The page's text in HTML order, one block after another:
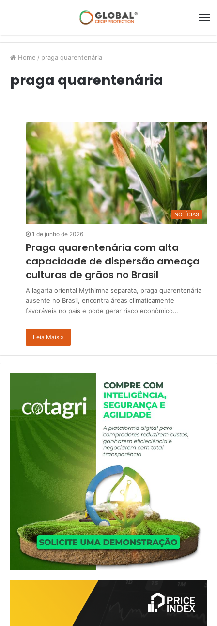
Home / praga quarentenária
praga quarentenária
NOTÍCIAS
1 de junho de 2026
Praga quarentenária com alta
capacidade de dispersão ameaça
culturas de grãos no Brasil
A lagarta oriental Mythimna separata, praga quarentenária
ausente no Brasil, encontra áreas climaticamente
favoráveis no país e pode gerar risco econômico…
Leia Mais »